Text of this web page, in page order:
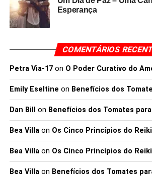
Esperança
COMENTÁRIOS
Petra Via-17on O Poder Curativo do
Emily Eseltine on Benefícios dos
Dan Bill on Benefícios dos Tomates
Bea Villaon Os Cinco Princípios do Reiki
Bea Villaon Os Cinco Princípios do Reiki
Bea Villaon Benefícios dos Tomates